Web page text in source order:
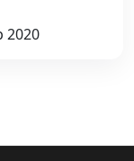
2020